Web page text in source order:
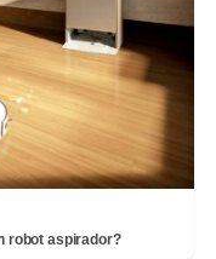
robot aspirador?